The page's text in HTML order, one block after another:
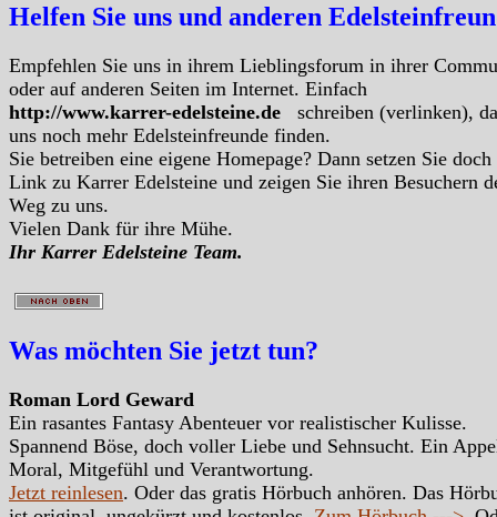
Helfen Sie uns und anderen
Empfehlen Sie uns in ihrem Lieblingsforum in ihrer
oder auf anderen Seiten im Internet. Einfach
http://www.karrer-edelsteine.de
schreiben (verlinken),
uns noch mehr Edelsteinfreunde finden.
Sie betreiben eine eigene Homepage? Dann setzen Sie doch
Link zu Karrer Edelsteine und zeigen Sie ihren Besuchern
Weg zu uns.
Vielen Dank für ihre Mühe.
Ihr Karrer Edelsteine Team.
Was möchten Sie jetzt tun?
Roman Lord Geward
Ein rasantes Fantasy Abenteuer vor realistischer Kulisse.
Spannend Böse, doch voller Liebe und Sehnsucht. Ein
Moral, Mitgefühl und Verantwortung.
Jetzt reinlesen. Oder das gratis Hörbuch anhören. Das